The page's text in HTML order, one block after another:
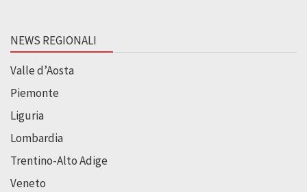
NEWS REGIONALI
Valle d’Aosta
Piemonte
Liguria
Lombardia
Trentino-Alto Adige
Veneto